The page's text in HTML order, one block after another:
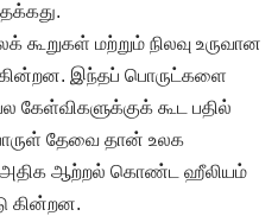
மற்றும் நிலவு உருவான
இந்தப் பொருட்களை
கேள்விகளுக்குக் கூட பதில்
தேவை தான் உலக
அதிக ஆற்றல் கொண்ட ஹீலியம்
கின்றன.